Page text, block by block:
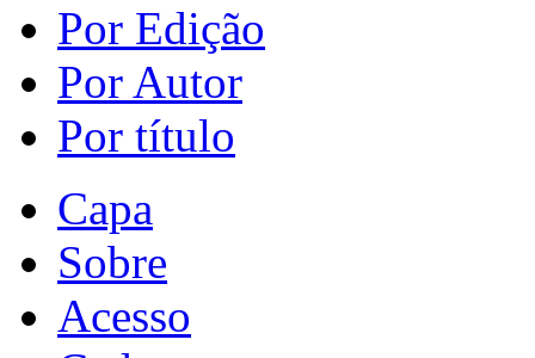
Por Edição
Por Autor
Por título
Capa
Sobre
Acesso